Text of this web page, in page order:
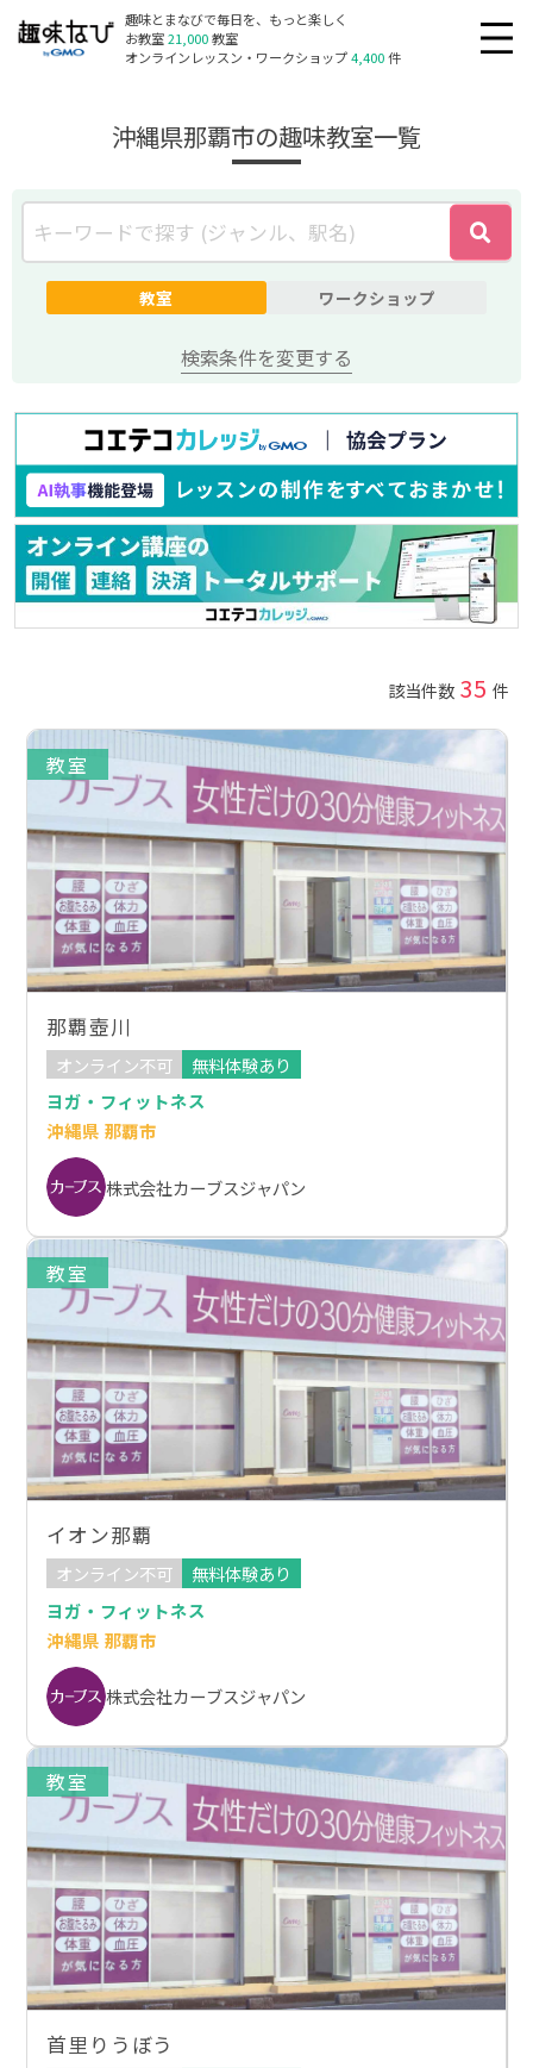
趣味とまなびで毎日を、もっと楽しく
お教室21,000教室
オンラインレッスン・ワークショップ4,400件
沖縄県那覇市の趣味教室一覧
教室 ワークショップ
検索条件を変更する
該当件数 35 件
教室
那覇壺川
オンライン不可
無料体験あり
ヨガ・フィットネス
沖縄県 那覇市
株式会社カーブスジャパン
教室
イオン那覇
オンライン不可
無料体験あり
ヨガ・フィットネス
沖縄県 那覇市
株式会社カーブスジャパン
教室
首里りうぼう